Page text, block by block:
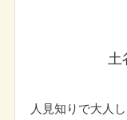
人見知りで大人